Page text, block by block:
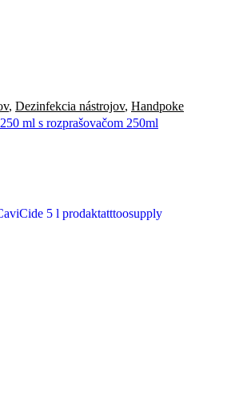
, Dezinfekcia nástrojov, Handpoke
ml s rozprašovačom 250ml